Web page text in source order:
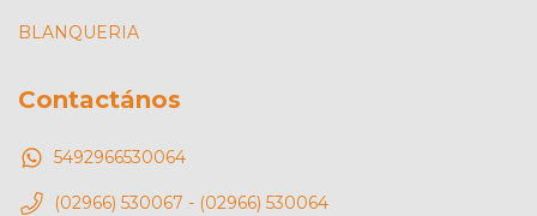
BLANQUERIA
Contactános
5492966530064
(02966) 530067 - (02966) 530064